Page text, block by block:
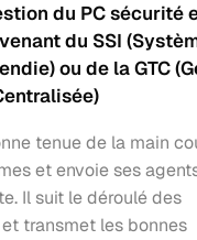
du PC sécurité
du SSI
ou de la GTC
tenue de la main
et envoie ses
Il suit le déroulé des
transmet les bonnes